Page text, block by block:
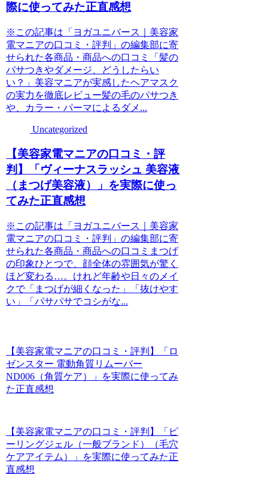
際に使ってみた正直感想
※この記事は「ヨガユニバース｜美容家
電マニアの口コミ・評判」の編集部に寄
せられた各商品・商品への口コミ「髪の
パサつきやダメージ、どうしたらい
い？」美容マニアが実感したヘアマスク
の実力を徹底レビュー髪の毛のパサつき
や、カラー・パーマによるダメ...
Uncategorized
【美容家電マニアの口コミ・評
判】「ヴィーナスラッシュ 美容液
（まつげ美容液）」を実際に使っ
てみた正直感想
※この記事は「ヨガユニバース｜美容家
電マニアの口コミ・評判」の編集部に寄
せられた各商品・商品への口コミまつげ
の印象ひとつで、顔全体の雰囲気が驚く
ほど変わる…。けれど年齢や日々のメイ
クで「まつげが細くなった」「抜けやす
い」「パサパサでコシがな...
【美容家電マニアの口コミ・評判】「ロ
ゼンスター 電動角質リムーバー
ND006（角質ケア）」を実際に使ってみ
た正直感想
【美容家電マニアの口コミ・評判】「ピ
ーリングジェル（一般ブランド）（毛穴
ケアアイテム）」を実際に使ってみた正
直感想